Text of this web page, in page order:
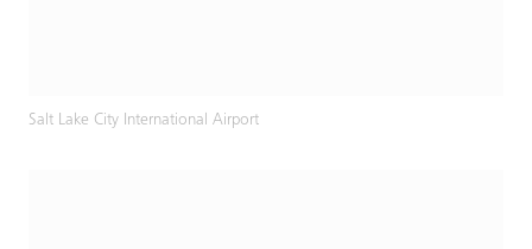
Salt Lake City International Airport